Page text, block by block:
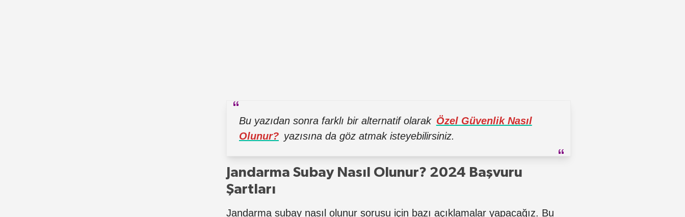
Bu yazıdan sonra farklı bir alternatif olarak Özel Güvenlik Nasıl
Olunur? yazısına da göz atmak isteyebilirsiniz.
Jandarma Subay Nasıl Olunur? 2024 Başvuru
Şartları
Jandarma subay nasıl olunur sorusu için bazı açıklamalar yapacağız. Bu